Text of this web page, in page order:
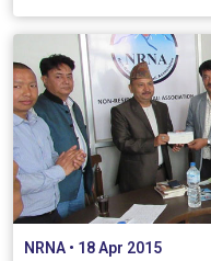
NRNA • 18 Apr 2015